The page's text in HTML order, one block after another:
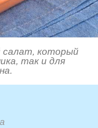
салат, который
так и для